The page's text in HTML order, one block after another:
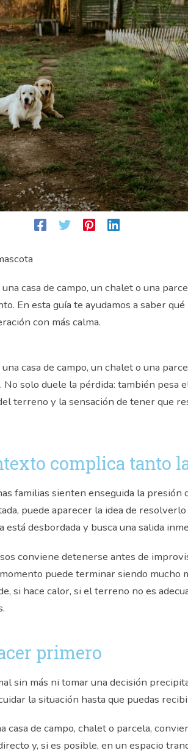
casa de campo, un chalet o una
En esta guía te ayudamos a saber
con más calma.
casa de campo, un chalet o una
solo duele la pérdida: también pesa
terreno y la sensación de tener que
complica tanto
familias sienten enseguida la presión
puede aparecer la idea de
desbordada y busca una salida
conviene detenerse antes de
puede terminar siendo mucho
si hace calor, si el terreno no es
primero
sin más ni tomar una decisión
la situación hasta que puedas
casa de campo, chalet o parcela,
y, si es posible, en un espacio